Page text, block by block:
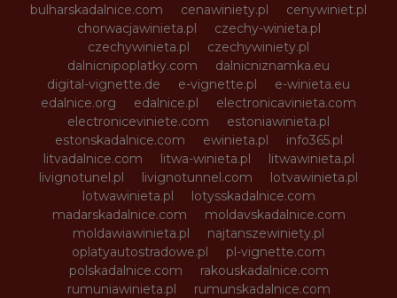
bulharskadalnice.com
cenawiniety.pl
cenywiniet.pl
chorwacjawinieta.pl
czechy-winieta.pl
czechywinieta.pl
czechywiniety.pl
dalnicnipoplatky.com
dalnicniznamka.eu
digital-vignette.de
e-vignette.pl
e-winieta.eu
edalnice.org
edalnice.pl
electronicavinieta.com
electroniceviniete.com
estoniawinieta.pl
estonskadalnice.com
ewinieta.pl
info365.pl
litvadalnice.com
litwa-winieta.pl
litwawinieta.pl
livignotunel.pl
livignotunnel.com
lotvawinieta.pl
lotwawinieta.pl
lotysskadalnice.com
madarskadalnice.com
moldavskadalnice.com
moldawiawinieta.pl
najtanszewiniety.pl
oplatyautostradowe.pl
pl-vignette.com
polskadalnice.com
rakouskadalnice.com
rumuniawinieta.pl
rumunskadalnice.com